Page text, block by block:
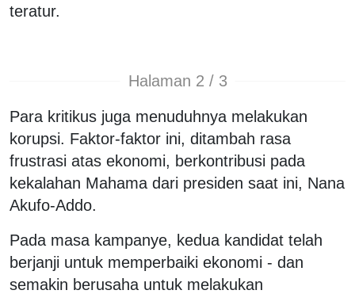
teratur.
Halaman 2 / 3
Para kritikus juga menuduhnya melakukan
korupsi. Faktor-faktor ini, ditambah rasa
frustrasi atas ekonomi, berkontribusi pada
kekalahan Mahama dari presiden saat ini, Nana
Akufo-Addo.
Pada masa kampanye, kedua kandidat telah
berjanji untuk memperbaiki ekonomi - dan
semakin berusaha untuk melakukan